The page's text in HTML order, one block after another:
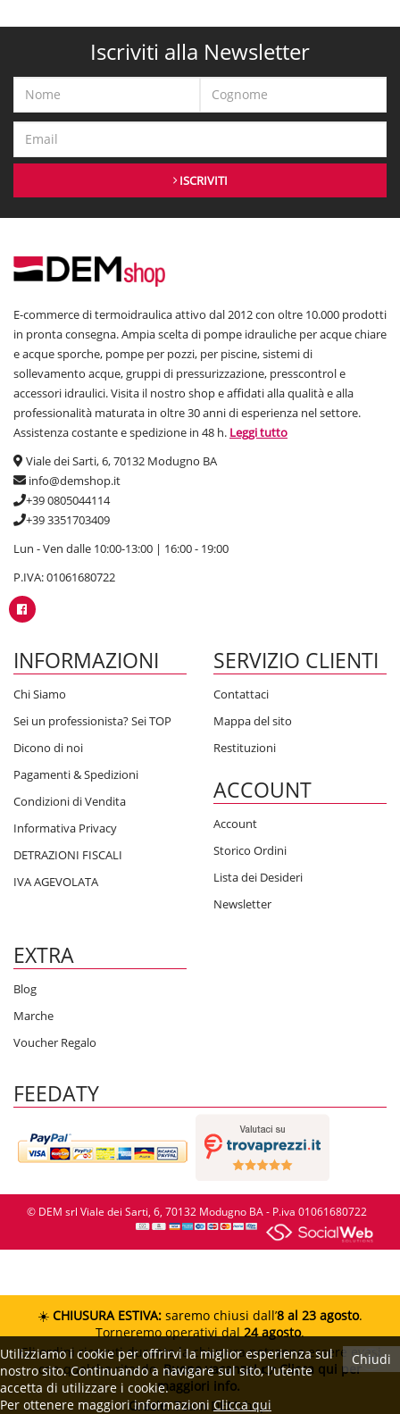
Iscriviti alla Newsletter
ISCRIVITI
E-commerce di termoidraulica attivo dal 2012 con oltre 10.000 prodotti
in pronta consegna. Ampia scelta di pompe idrauliche per acque chiare
e acque sporche, pompe per pozzi, per piscine, sistemi di
sollevamento acque, gruppi di pressurizzazione, presscontrol e
accessori idraulici. Visita il nostro shop e affidati alla qualità e alla
professionalità maturata in oltre 30 anni di esperienza nel settore.
Assistenza costante e spedizione in 48 h. Leggi tutto
Viale dei Sarti, 6, 70132 Modugno BA
info@demshop.it
+39 0805044114
+39 3351703409
Lun - Ven dalle 10:00-13:00 | 16:00 - 19:00
P.IVA: 01061680722
INFORMAZIONI
Chi Siamo
Sei un professionista? Sei TOP
Dicono di noi
Pagamenti & Spedizioni
Condizioni di Vendita
Informativa Privacy
DETRAZIONI FISCALI
IVA AGEVOLATA
SERVIZIO CLIENTI
Contattaci
Mappa del sito
Restituzioni
ACCOUNT
Account
Storico Ordini
Lista dei Desideri
Newsletter
EXTRA
Blog
Marche
Voucher Regalo
FEEDATY
© DEM srl Viale dei Sarti, 6, 70132 Modugno BA - P.iva 01061680722
Chiudi
Utilizziamo i cookie per offrirvi la miglior esperienza sul
nostro sito. Continuando a navigare sul sito, l'utente
accetta di utilizzare i cookie.
Per ottenere maggiori informazioniClicca qui
☀️ CHIUSURA ESTIVA: saremo chiusi dall’8 al 23 agosto.
Torneremo operativi dal24 agosto.
Gli ordini ricevuti durante la chiusura potranno essere evasi
con qualche ritardo. Buone vacanze!👉 Clicca qui per
maggiori info.
Grazie.Team DEMshop!